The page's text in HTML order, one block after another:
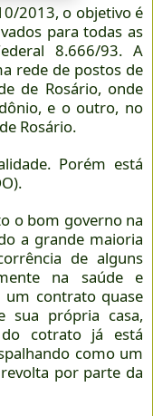
2013, o objetivo é
para todas as
8.666/93. A
rede de postos de
de Rosário, onde
e o outro, no
Rosário.
Porém está
o bom governo na
a grande maioria
de alguns
na saúde e
um contrato quase
sua própria casa,
cotrato já está
como um
por parte da